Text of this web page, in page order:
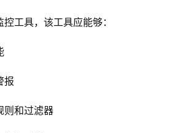
工具，该工具应能够：
报
则和过滤器